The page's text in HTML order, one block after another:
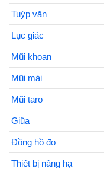
Tuýp vặn
Lục giác
Mũi khoan
Mũi mài
Mũi taro
Giũa
Đồng hồ đo
Thiết bị nâng hạ